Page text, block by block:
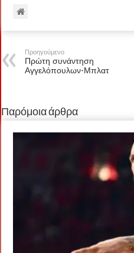
Προηγούμενο
Πρώτη συνάντηση
Αγγελόπουλων-Μπλατ
Παρόμοια άρθρα